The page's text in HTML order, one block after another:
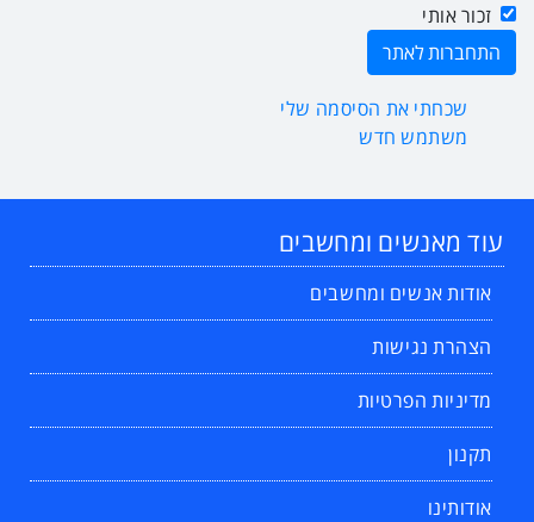
זכור אותי
שכחתי את הסיסמה שלי
משתמש חדש
עוד מאנשים ומחשבים
אודות אנשים ומחשבים
הצהרת נגישות
מדיניות הפרטיות
תקנון
אודותינו